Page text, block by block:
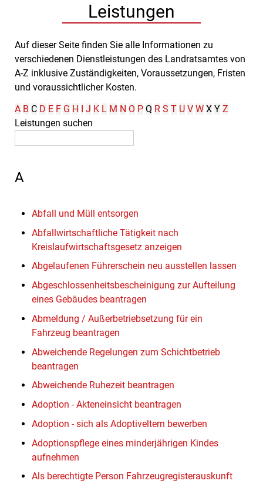
Leistungen
Auf dieser Seite finden Sie alle Informationen zu
verschiedenen Dienstleistungen des Landratsamtes von
A-Z inklusive Zuständigkeiten, Voraussetzungen, Fristen
und voraussichtlicher Kosten.
A B C D E F G H I J K L M N O P Q R S T U V W X Y Z
Leistungen suchen
A
Abfall und Müll entsorgen
Abfallwirtschaftliche Tätigkeit nach
Kreislaufwirtschaftsgesetz anzeigen
Abgelaufenen Führerschein neu ausstellen lassen
Abgeschlossenheitsbescheinigung zur Aufteilung
eines Gebäudes beantragen
Abmeldung / Außerbetriebsetzung für ein
Fahrzeug beantragen
Abweichende Regelungen zum Schichtbetrieb
beantragen
Abweichende Ruhezeit beantragen
Adoption - Akteneinsicht beantragen
Adoption - sich als Adoptiveltern bewerben
Adoptionspflege eines minderjährigen Kindes
aufnehmen
Als berechtigte Person Fahrzeugregisterauskunft